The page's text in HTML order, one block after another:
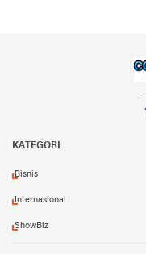
KATEGORI
Bisnis
Internasional
ShowBiz